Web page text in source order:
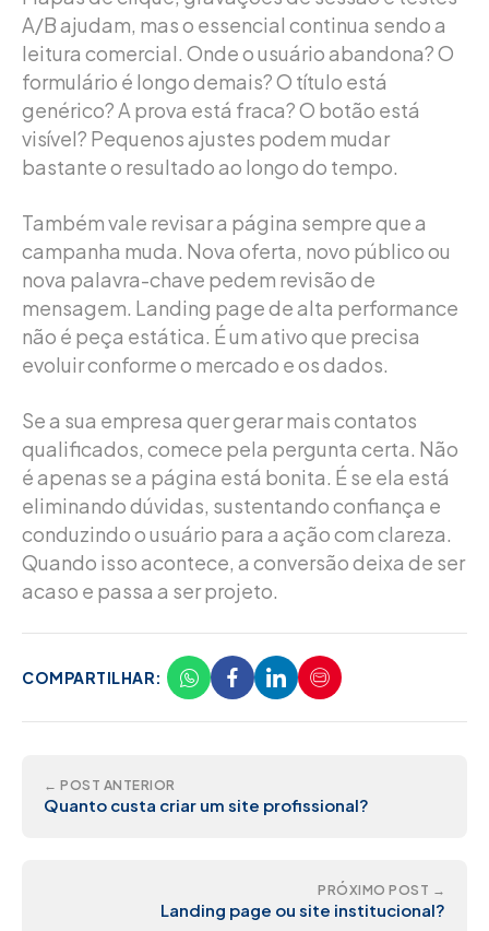
A/B ajudam, mas o essencial continua sendo a
leitura comercial. Onde o usuário abandona? O
formulário é longo demais? O título está
genérico? A prova está fraca? O botão está
visível? Pequenos ajustes podem mudar
bastante o resultado ao longo do tempo.
Também vale revisar a página sempre que a
campanha muda. Nova oferta, novo público ou
nova palavra-chave pedem revisão de
mensagem. Landing page de alta performance
não é peça estática. É um ativo que precisa
evoluir conforme o mercado e os dados.
Se a sua empresa quer gerar mais contatos
qualificados, comece pela pergunta certa. Não
é apenas se a página está bonita. É se ela está
eliminando dúvidas, sustentando confiança e
conduzindo o usuário para a ação com clareza.
Quando isso acontece, a conversão deixa de ser
acaso e passa a ser projeto.
COMPARTILHAR:
← POST ANTERIOR
Quanto custa criar um site profissional?
PRÓXIMO POST →
Landing page ou site institucional?